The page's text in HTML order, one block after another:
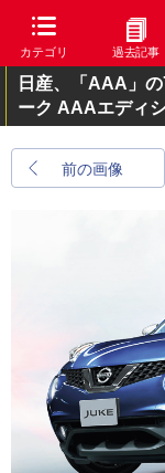
カテゴリ 過去記事
日産、「AAA」
ーク AAAエディシ
前の画像